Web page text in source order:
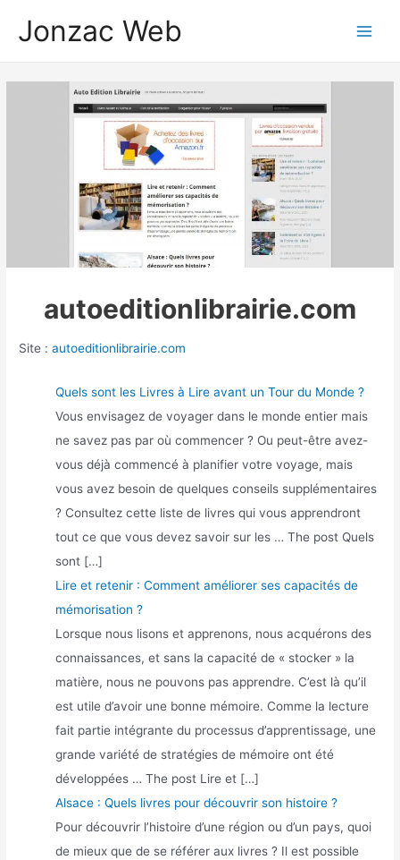
Jonzac Web
autoeditionlibrairie.com
Site :autoeditionlibrairie.com
Quels sont les Livres à Lire avant un Tour du Monde ?
Vous envisagez de voyager dans le monde entier mais
ne savez pas par où commencer ? Ou peut-être avez-
vous déjà commencé à planifier votre voyage, mais
vous avez besoin de quelques conseils supplémentaires
? Consultez cette liste de livres qui vous apprendront
tout ce que vous devez savoir sur les … The post Quels
sont […]
Lire et retenir : Comment améliorer ses capacités de
mémorisation ?
Lorsque nous lisons et apprenons, nous acquérons des
connaissances, et sans la capacité de « stocker » la
matière, nous ne pouvons pas apprendre. C’est là qu’il
est utile d’avoir une bonne mémoire. Comme la lecture
fait partie intégrante du processus d’apprentissage, une
grande variété de stratégies de mémoire ont été
développées … The post Lire et […]
Alsace : Quels livres pour découvrir son histoire ?
Pour découvrir l’histoire d’une région ou d’un pays, quoi
de mieux que de se référer aux livres ? Il est possible